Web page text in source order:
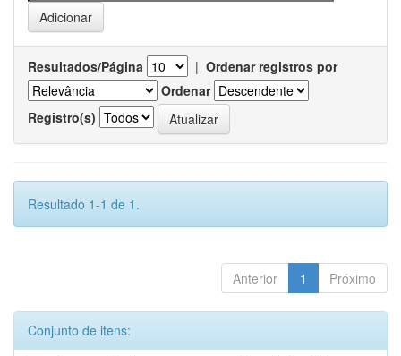
Resultados/Página | Ordenar registros por
Ordenar
Registro(s)
Resultado 1-1 de 1.
Anterior 1 Próximo
Conjunto de itens: